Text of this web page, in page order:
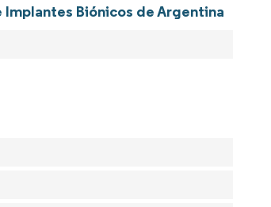
Biónicos de Argentina